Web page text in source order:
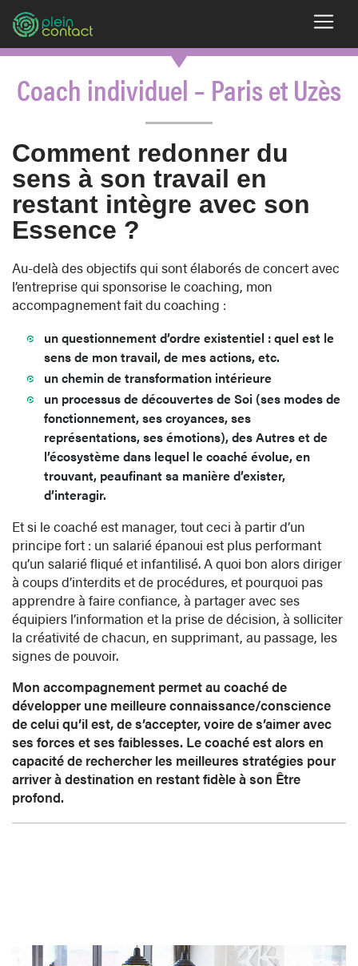
Coach individuel – Paris et Uzès
Comment redonner du
sens à son travail en
restant intègre avec son
Essence ?
Au-delà des objectifs qui sont élaborés de concert avec
l’entreprise qui sponsorise le coaching, mon
accompagnement fait du coaching :
un questionnement d’ordre existentiel : quel est le
sens de mon travail, de mes actions, etc.
un chemin de transformation intérieure
un processus de découvertes de Soi (ses modes de
fonctionnement, ses croyances, ses
représentations, ses émotions), des Autres et de
l’écosystème dans lequel le coaché évolue, en
trouvant, peaufinant sa manière d’exister,
d’interagir.
Et si le coaché est manager, tout ceci à partir d’un
principe fort : un salarié épanoui est plus performant
qu’un salarié fliqué et infantilisé. A quoi bon alors diriger
à coups d’interdits et de procédures, et pourquoi pas
apprendre à faire confiance, à partager avec ses
équipiers l’information et la prise de décision, à solliciter
la créativité de chacun, en supprimant, au passage, les
signes de pouvoir.
Mon accompagnement permet au coaché de
développer une meilleure connaissance/conscience
de celui qu’il est, de s’accepter, voire de s’aimer avec
ses forces et ses faiblesses. Le coaché est alors en
capacité de rechercher les meilleures stratégies pour
arriver à destination en restant fidèle à son Être
profond.